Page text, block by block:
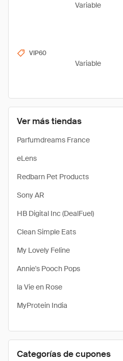
Ver más tiendas
Parfumdreams France
eLens
Redbarn Pet Products
Sony AR
HB Digital Inc (DealFuel)
Clean Simple Eats
My Lovely Feline
Annie's Pooch Pops
la Vie en Rose
MyProtein India
Categorías de cupones
Variable
VIP60
Variable